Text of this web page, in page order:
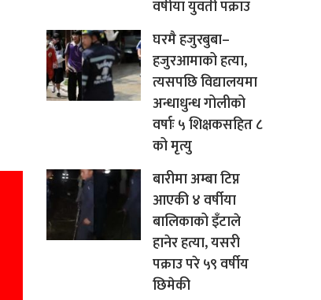
वर्षीया युवती पक्राउ
घरमै हजुरबुबा–
हजुरआमाको हत्या,
त्यसपछि विद्यालयमा
अन्धाधुन्ध गोलीको
वर्षाः ५ शिक्षकसहित ८
को मृत्यु
बारीमा अम्बा टिप्न
आएकी ४ वर्षीया
बालिकाको इँटाले
हानेर हत्या, यसरी
पक्राउ परे ५९ वर्षीय
छिमेकी